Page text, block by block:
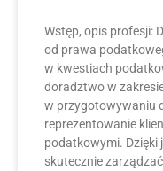
Wstęp, opis profesji:
od prawa
w kwestiach
doradztwo w
w przygotowywaniu
reprezentowanie
podatkowymi. Dzięki
skutecznie